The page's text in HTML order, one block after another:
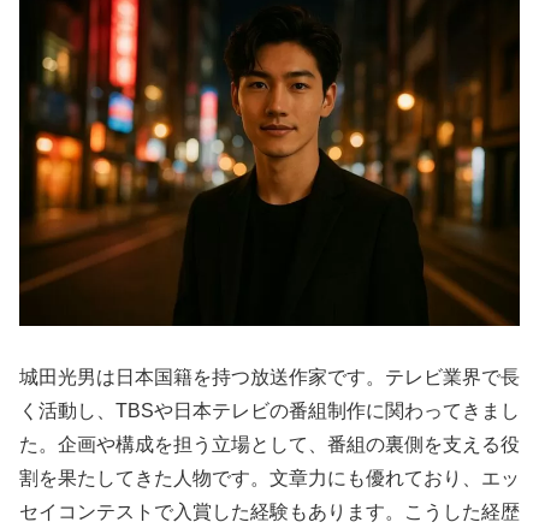
城田光男は日本国籍を持つ放送作家です。テレビ業界で長
く活動し、TBSや日本テレビの番組制作に関わってきまし
た。企画や構成を担う立場として、番組の裏側を支える役
割を果たしてきた人物です。文章力にも優れており、エッ
セイコンテストで入賞した経験もあります。こうした経歴